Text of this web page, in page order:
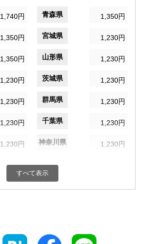
1,740円 青森県 1,350円
1,350円 宮城県 1,230円
1,350円 山形県 1,230円
1,230円 茨城県 1,230円
1,230円 群馬県 1,230円
1,230円 千葉県 1,230円
1,230円 神奈川県 1,230円
1,230円 富山県
すべて表示